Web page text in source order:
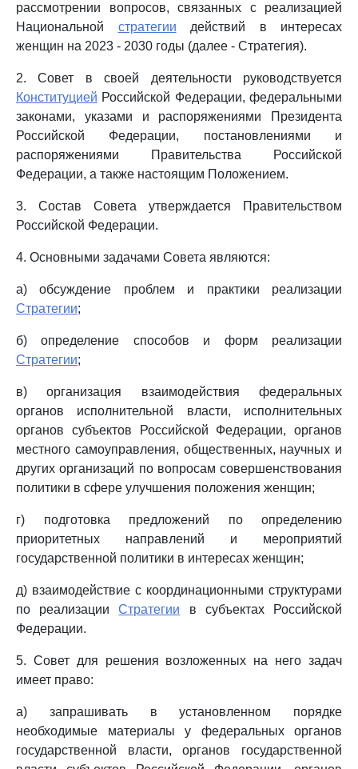
рассмотрении вопросов, связанных с реализацией
Национальной стратегии действий в интересах
женщин на 2023 - 2030 годы (далее - Стратегия).
2. Совет в своей деятельности руководствуется
Конституцией Российской Федерации, федеральными
законами, указами и распоряжениями Президента
Российской Федерации, постановлениями и
распоряжениями Правительства Российской
Федерации, а также настоящим Положением.
3. Состав Совета утверждается Правительством
Российской Федерации.
4. Основными задачами Совета являются:
а) обсуждение проблем и практики реализации
Стратегии;
б) определение способов и форм реализации
Стратегии;
в) организация взаимодействия федеральных
органов исполнительной власти, исполнительных
органов субъектов Российской Федерации, органов
местного самоуправления, общественных, научных и
других организаций по вопросам совершенствования
политики в сфере улучшения положения женщин;
г) подготовка предложений по определению
приоритетных направлений и мероприятий
государственной политики в интересах женщин;
д) взаимодействие с координационными структурами
по реализацииСтратегии в субъектах Российской
Федерации.
5. Совет для решения возложенных на него задач
имеет право:
а) запрашивать в установленном порядке
необходимые материалы у федеральных органов
государственной власти, органов государственной